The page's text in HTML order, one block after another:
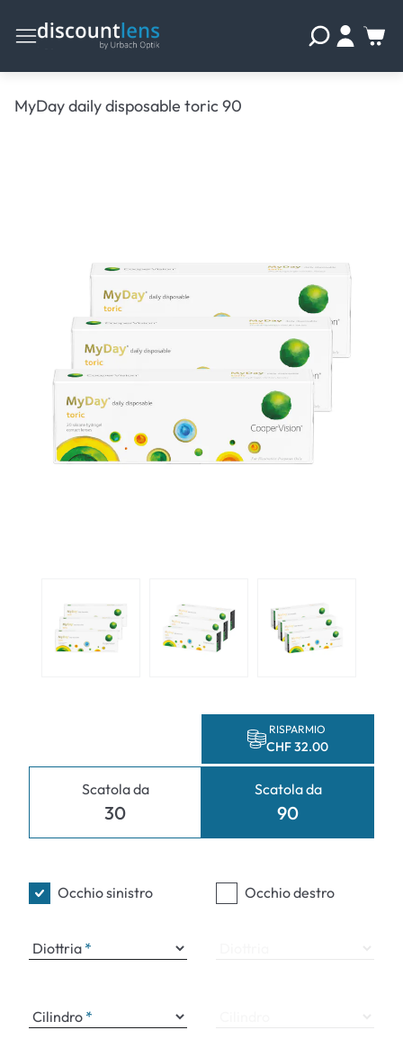
MyDay daily disposable toric 90
Scatola da
30
RISPARMIO
CHF 32.00
Scatola da
90
Occhio sinistro
Diottria
Cilindro
Occhio destro